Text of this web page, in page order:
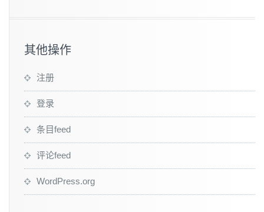
其他操作
注册
登录
条目feed
评论feed
WordPress.org